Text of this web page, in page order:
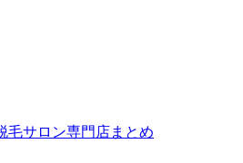
毛サロン専門店まとめ